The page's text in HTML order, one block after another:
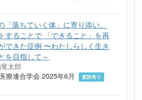
「落ちていく体」に寄り添い、
することで 「できること」を再
できた症例 〜わたしらしく生き
を目指して～
太郎
療連合学会 2025年6月
査読有り